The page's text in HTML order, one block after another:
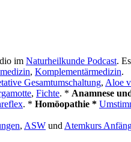
im Naturheilkunde Podcast.
, Komplementärmedizin.
Gesamtumschaltung, Aloe
, Fichte. * Anamnese
. * Homöopathie *
, ASW und Atemkurs